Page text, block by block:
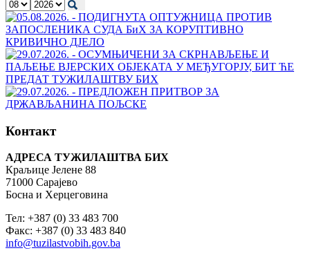
Контакт
АДРЕСА ТУЖИЛАШТВА БИХ
Краљице Јелене 88
71000 Сарајево
Босна и Херцеговина
Тел: +387 (0) 33 483 700
Факс: +387 (0) 33 483 840
info@tuzilastvobih.gov.ba